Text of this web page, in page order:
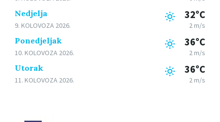
Nedjelja
9. KOLOVOZA 2026.
32°C
2 m/s
Ponedjeljak
10. KOLOVOZA 2026.
36°C
2 m/s
Utorak
11. KOLOVOZA 2026.
36°C
2 m/s